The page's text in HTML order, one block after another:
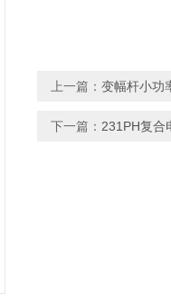
上一篇： 变幅杆小功
下一篇： 231PH复合